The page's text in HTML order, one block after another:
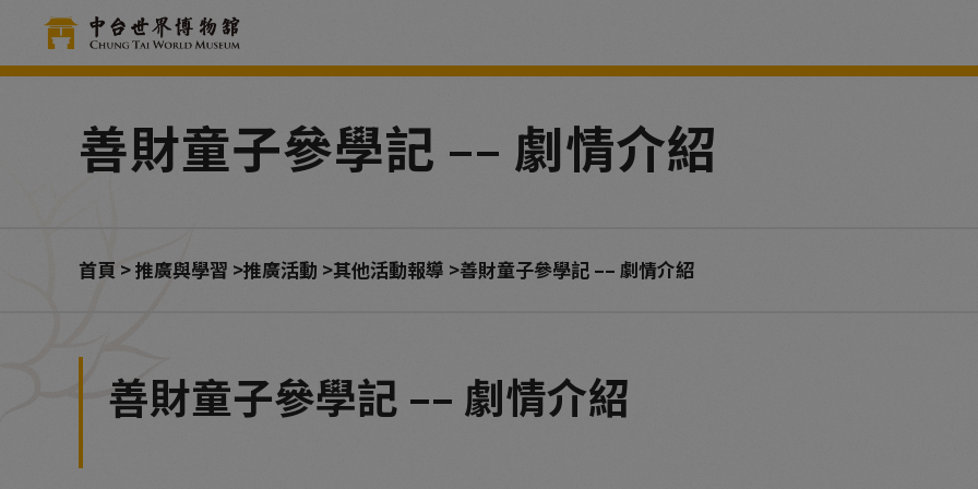
善財童子參學記 –– 劇情介紹
首頁 推廣與學習 推廣活動 其他活動報導 善財童子參學記 –– 劇情介紹
善財童子參學記 –– 劇情介紹
Cookie管理面板